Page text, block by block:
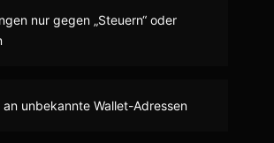
nur gegen „Steuern“ oder
an unbekannte Wallet-Adressen